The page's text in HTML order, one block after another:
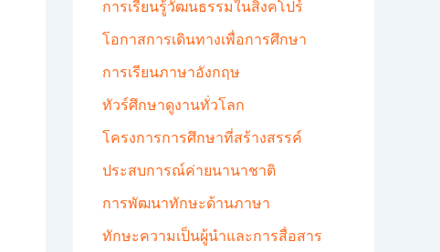
การเรียนรู้วัฒนธรรมในสิงคโปร์
โอกาสการเดินทางเพื่อการศึกษา
การเรียนภาษาอังกฤษ
ทัวร์ศึกษาดูงานทั่วโลก
โครงการการศึกษาที่สร้างสรรค์
ประสบการณ์ค่ายนานาชาติ
การพัฒนาทักษะด้านภาษา
ทักษะความเป็นผู้นำและการสื่อสาร